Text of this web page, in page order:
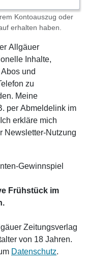
Kontoauszug oder
erhalten haben.
Allgäuer
Inhalte,
und
zu
Meine
per Abmeldelink im
erkläre mich
Newsletter-Nutzung
Gewinnspiel
Frühstück im
Zeitungsverlag
von 18 Jahren.
Datenschutz.